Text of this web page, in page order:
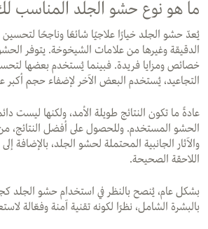
ما هو نوع حشو الجلد المناسب
يُعدّ حشو الجلد خيارًا علاجيًا شائعًا وناجحًا
الدقيقة وغيرها من علامات الشيخوخة. يتوفر
خصائص ومزايا فريدة. فبينما يُستخدم بعضها
التجاعيد، يُستخدم البعض الآخر لإضفاء حجم أكبر
عادةً ما تكون النتائج طويلة الأمد، ولكنها ليست
الحشو المستخدم. وللحصول على أفضل النتائج،
والآثار الجانبية المحتملة لحشو الجلد، بالإضافة
اللاحقة الصحيحة.
بشكل عام، يُنصح بالنظر في استخدام حشو الجلد
بالبشرة الشامل، نظرًا لكونه تقنية آمنة وفعّالة